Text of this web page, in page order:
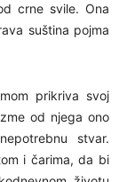
crne svile. Ona
suština pojma
prikriva svoj
od njega ono
stvar.
i čarima, da bi